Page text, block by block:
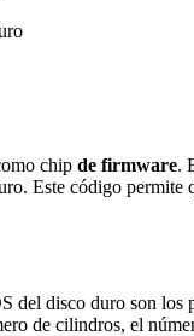
chip de firmware.
Este código
del disco duro son
de cilindros, el